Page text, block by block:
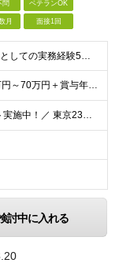
問 ベテランOK
月 面接1回
＜必須条件＞ ・エンジニアとしての実務経験5年以上 ＜尚可条件＞ ・PM、PL経験 ・後輩指導やチームリーダーなど、何らかのリード経験 ※リーダー未経験の方のご応募も大歓迎です！ポテンシャル採用を
【前職給与保証】 月給35万円～70万円＋賞与年2回＋各種手当 ※前職の給与・スキル・経験を考慮の上、決定いたします。 ※月給には固定残業代（月30時間分／5万円～10万円）を含みます。超過分は別途
＼社員の7割がフルリモート実施中！／ 東京23区内など1都3県を中心としたプロジェクト先での勤務となります。 ※勤務地は希望を考慮します ≪本社≫ 東京都渋谷区恵比寿南1丁目3番7号 隅越ビル5階
討中に入れる